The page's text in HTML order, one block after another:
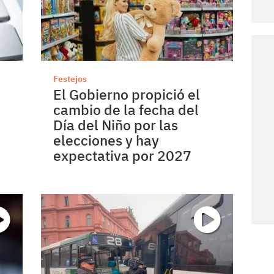
Festejos
El Gobierno propició el
cambio de la fecha del
Día del Niño por las
elecciones y hay
expectativa por 2027